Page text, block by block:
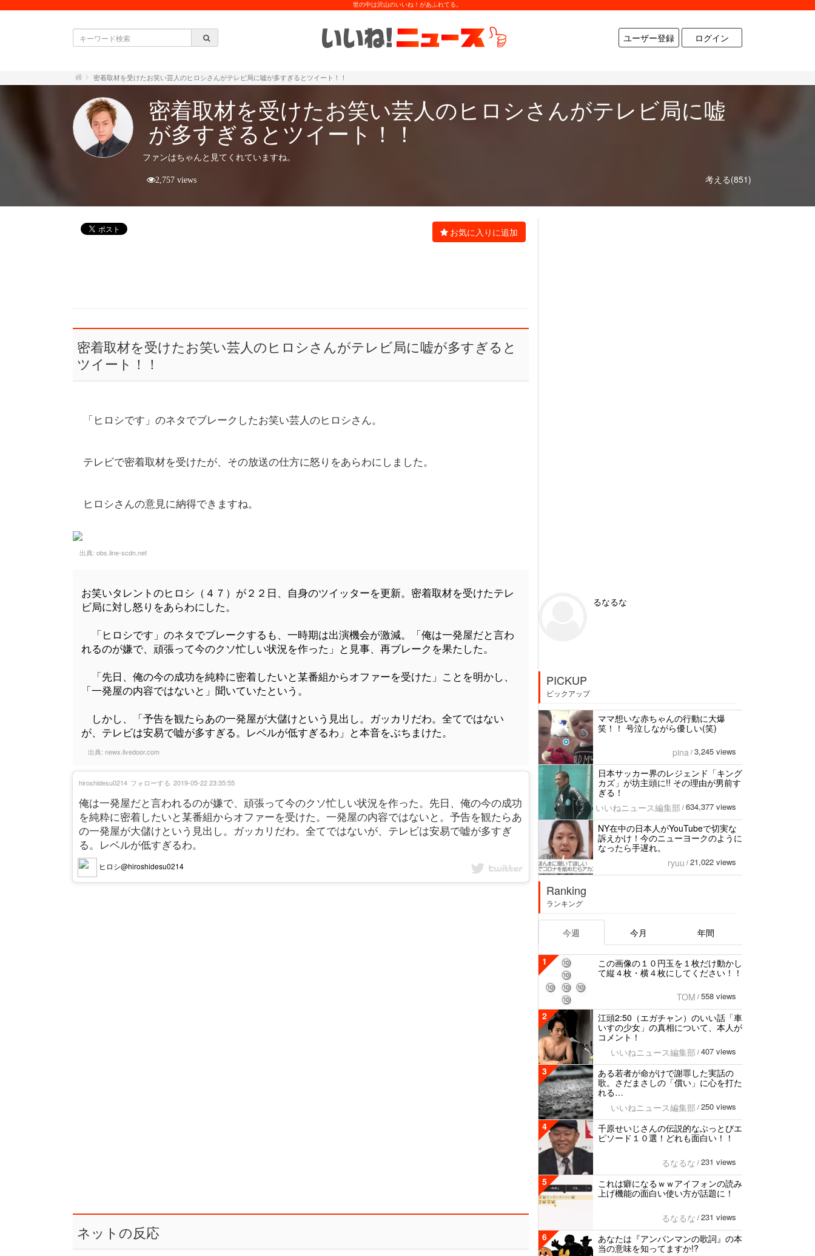
世の中は沢山のいいね！があふれてる。
ユーザー登録 ログイン
密着取材を受けたお笑い芸人のヒロシさんがテレビ局に嘘が多すぎるとツイート！！
密着取材を受けたお笑い芸人のヒロシさんがテレビ局に嘘
が多すぎるとツイート！！
ファンはちゃんと見てくれていますね。
考える(851)
2,757 views
お気に入りに追加
密着取材を受けたお笑い芸人のヒロシさんがテレビ局に嘘が多すぎると
ツイート！！
「ヒロシです」のネタでブレークしたお笑い芸人のヒロシさん。
テレビで密着取材を受けたが、その放送の仕方に怒りをあらわにしました。
ヒロシさんの意見に納得できますね。
出典: obs.line-scdn.net
お笑いタレントのヒロシ（４７）が２２日、自身のツイッターを更新。密着取材を受けたテレ
ビ局に対し怒りをあらわにした。
「ヒロシです」のネタでブレークするも、一時期は出演機会が激減。「俺は一発屋だと言わ
れるのが嫌で、頑張って今のクソ忙しい状況を作った」と見事、再ブレークを果たした。
「先日、俺の今の成功を純粋に密着したいと某番組からオファーを受けた」ことを明かし、
「一発屋の内容ではないと」聞いていたという。
しかし、「予告を観たらあの一発屋が大儲けという見出し。ガッカリだわ。全てではない
が、テレビは安易で嘘が多すぎる。レベルが低すぎるわ」と本音をぶちまけた。
出典: news.livedoor.com
俺は一発屋だと言われるのが嫌で、頑張って今のクソ忙しい状況を作った。先日、俺の今の成功
を純粋に密着したいと某番組からオファーを受けた。一発屋の内容ではないと。予告を観たらあ
の一発屋が大儲けという見出し。ガッカリだわ。全てではないが、テレビは安易で嘘が多すぎ
る。レベルが低すぎるわ。
ヒロシ@hiroshidesu0214
hiroshidesu0214 フォローする 2019-05-22 23:35:55
ネットの反応
るなるな
PICKUP
ピックアップ
ママ想いな赤ちゃんの行動に大爆
笑！！ 号泣しながら優しい(笑)
pina / 3,245 views
日本サッカー界のレジェンド「キング
カズ」が坊主頭に!! その理由が男前す
ぎる！
いいねニュース編集部 / 634,377 views
NY在中の日本人がYouTubeで切実な
訴えかけ！今のニューヨークのように
なったら手遅れ。
ryuu / 21,022 views
Ranking
ランキング
今週 今月 年間
1
この画像の１０円玉を１枚だけ動かし
て縦４枚・横４枚にしてください！！
TOM / 558 views
2
江頭2:50（エガチャン）のいい話「車
いすの少女」の真相について、本人が
コメント！
いいねニュース編集部 / 407 views
3
ある若者が命がけで謝罪した実話の
歌。さだまさしの「償い」に心を打た
れる…
いいねニュース編集部 / 250 views
4
千原せいじさんの伝説的なぶっとびエ
ピソード１０選！どれも面白い！！
るなるな / 231 views
5
これは癖になるｗｗアイフォンの読み
上げ機能の面白い使い方が話題に！
るなるな / 231 views
6
あなたは『アンパンマンの歌詞』の本
当の意味を知ってますか!?